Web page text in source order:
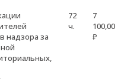
надзора за
72
ч.
7
100,00
₽